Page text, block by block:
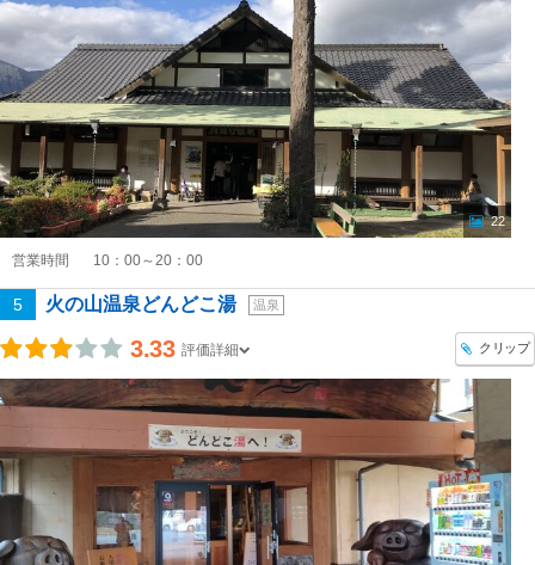
22
営業時間 10：00～20：00
5 火の山温泉どんどこ湯 温泉
3.33 評価詳細 クリップ